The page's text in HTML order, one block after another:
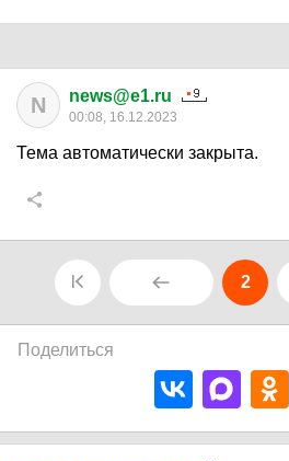
N news@e1.ru
00:08, 16.12.2023
Тема автоматически закрыта.
2
Поделиться